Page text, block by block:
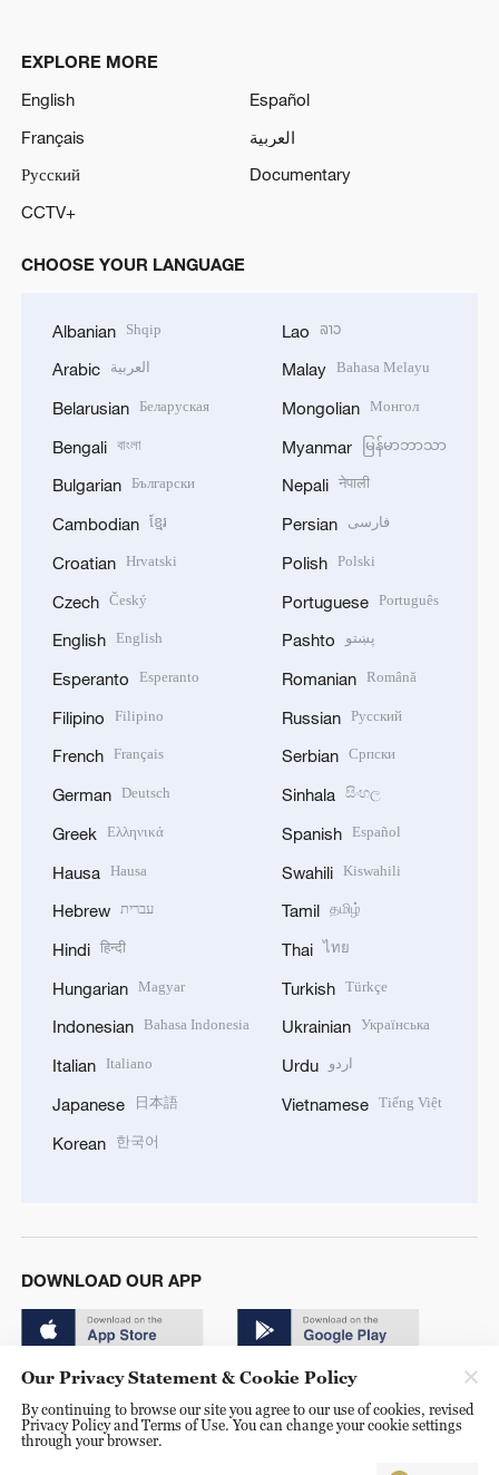
EXPLORE MORE
English
Español
Français
العربية
Русский
Documentary
CCTV+
CHOOSE YOUR LANGUAGE
Albanian Shqip
Arabic العربية
Belarusian Беларуская
Bengali বাংলা
Bulgarian Български
Cambodian ខ្មែរ
Croatian Hrvatski
Czech Český
English English
Esperanto Esperanto
Filipino Filipino
French Français
German Deutsch
Greek Ελληνικά
Hausa Hausa
Hebrew עברית
Hindi हिन्दी
Hungarian Magyar
Indonesian Bahasa Indonesia
Italian Italiano
Japanese 日本語
Korean 한국어
Lao ລາວ
Malay Bahasa Melayu
Mongolian Монгол
Myanmar မြန်မာဘာသာ
Nepali नेपाली
Persian فارسی
Polish Polski
Portuguese Português
Pashto پښتو
Romanian Română
Russian Русский
Serbian Српски
Sinhala සිංහල
Spanish Español
Swahili Kiswahili
Tamil தமிழ்
Thai ไทย
Turkish Türkçe
Ukrainian Українська
Urdu اردو
Vietnamese Tiếng Việt
DOWNLOAD OUR APP
© China Radio International.CRI. All Rights Reserved. 16A
Our Privacy Statement & Cookie Policy
By continuing to browse our site you agree to our use of cookies, revised
Privacy Policy and Terms of Use. You can change your cookie settings
through your browser.